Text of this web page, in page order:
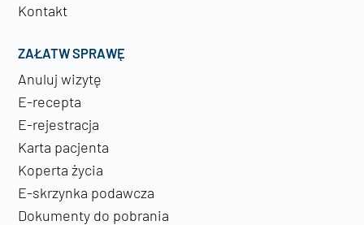
Kontakt
ZAŁATW SPRAWĘ
Anuluj wizytę
E-recepta
E-rejestracja
Karta pacjenta
Koperta życia
E-skrzynka podawcza
Dokumenty do pobrania